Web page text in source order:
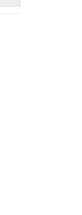
Stichsägen